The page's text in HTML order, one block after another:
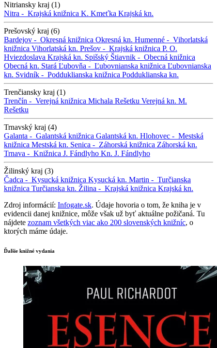
Nitriansky kraj (1)
Nitra - Krajská knižnica K. Kmeťka Krajská kn.
Prešovský kraj (6)
Bardejov - Okresná knižnica Okresná kn. Humenné - Vihorlatská
knižnica Vihorlatská kn. Prešov - Krajská knižnica P. O.
Hviezdoslava Krajská kn. Spišský Štiavnik - Obecná knižnica
Obecná kn. Stará Ľubovňa - Ľubovnianska knižnica Ľubovnianska
kn. Svidník - Podduklianska knižnica Podduklianska kn.
Trenčiansky kraj (1)
Trenčín - Verejná knižnica Michala Rešetku Verejná kn. M.
Rešetku
Trnavský kraj (4)
Galanta - Galantská knižnica Galantská kn. Hlohovec - Mestská
knižnica Mestská kn. Senica - Záhorská knižnica Záhorská kn.
Trnava - Knižnica J. Fándlyho Kn. J. Fándlyho
Žilinský kraj (3)
Čadca - Kysucká knižnica Kysucká kn. Martin - Turčianska
knižnica Turčianska kn. Žilina - Krajská knižnica Krajská kn.
Zdroj informácií: Infogate.sk. Údaje hovoria o tom, že kniha je v
evidencii danej knižnice, môže však už byť aktuálne požičaná. Tu
nájdete zoznam všetkých viac ako 200 slovenských knižníc, o
ktorých máme údaje.
Ďalšie knižné vydania